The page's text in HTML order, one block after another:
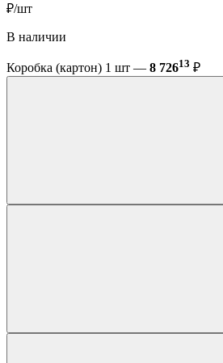
₽/шт
В наличии
Коробка (картон) 1 шт — 8 72613 ₽